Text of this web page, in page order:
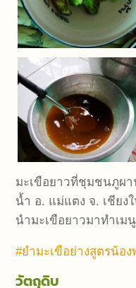
มะเขือยาวที่ชุมชนภูผา
น้ำ อ. แม่แตง จ. เชียง
นำมะเขือยาวมาทำเมนู
#ยำมะเขือย่างสูตรน้อง
วัตถุดิบ